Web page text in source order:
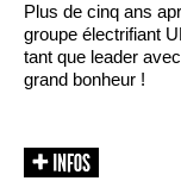
Plus de cinq ans
groupe électrifiant
tant que leader
grand bonheur !